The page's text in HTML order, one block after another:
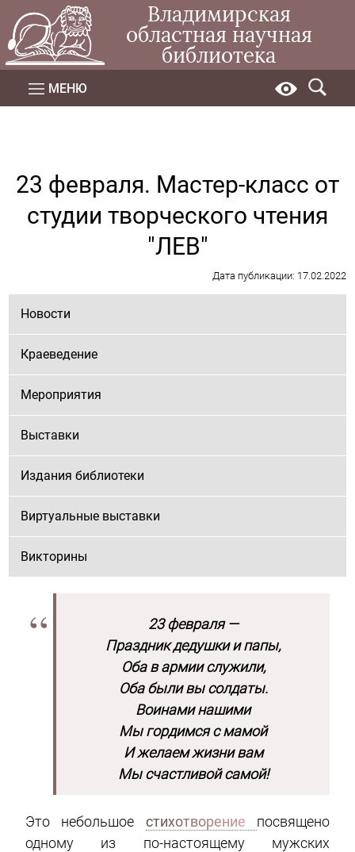
Владимирская
областная научная
библиотека
МЕНЮ
23 февраля. Мастер-класс от
студии творческого чтения
"ЛЕВ"
Дата публикации: 17.02.2022
Новости
Краеведение
Мероприятия
Выставки
Издания библиотеки
Виртуальные выставки
Викторины
23 февраля —
Праздник дедушки и папы,
Оба в армии служили,
Оба были вы солдаты.
Воинами нашими
Мы гордимся с мамой
И желаем жизни вам
Мы счастливой самой!
Это небольшое стихотворение посвящено
одному из по-настоящему мужских